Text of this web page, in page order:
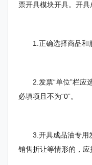
票开具模块开具。开具
1.正确选择商品和服
2.发票“单位”栏应选
必填项且不为“0”。
3.开具成品油专用发
销售折让等情形的，应